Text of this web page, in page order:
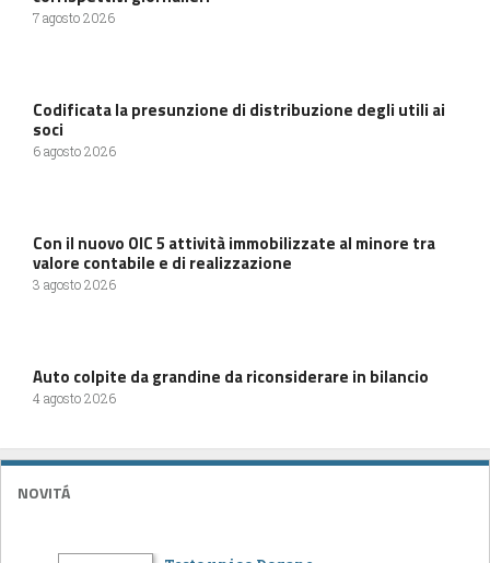
7 agosto 2026
Codificata la presunzione di distribuzione degli utili ai
soci
6 agosto 2026
Con il nuovo OIC 5 attività immobilizzate al minore tra
valore contabile e di realizzazione
3 agosto 2026
Auto colpite da grandine da riconsiderare in bilancio
4 agosto 2026
NOVITÁ